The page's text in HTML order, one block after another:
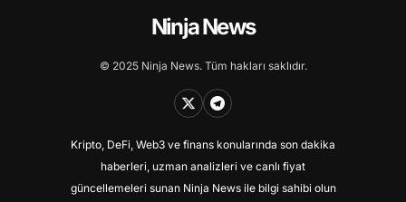
Ninja News
© 2025 Ninja News. Tüm hakları saklıdır.
Kripto, DeFi, Web3 ve finans konularında son dakika
haberleri, uzman analizleri ve canlı fiyat
güncellemeleri sunan Ninja News ile bilgi sahibi olun